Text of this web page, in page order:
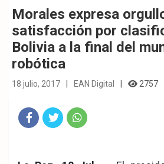
Morales expresa
satisfacción por
Bolivia a la final del
robótica
18 julio, 2017 EAN Digital 2757
tsA